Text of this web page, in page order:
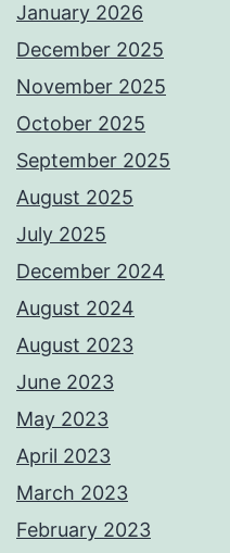
January 2026
December 2025
November 2025
October 2025
September 2025
August 2025
July 2025
December 2024
August 2024
August 2023
June 2023
May 2023
April 2023
March 2023
February 2023